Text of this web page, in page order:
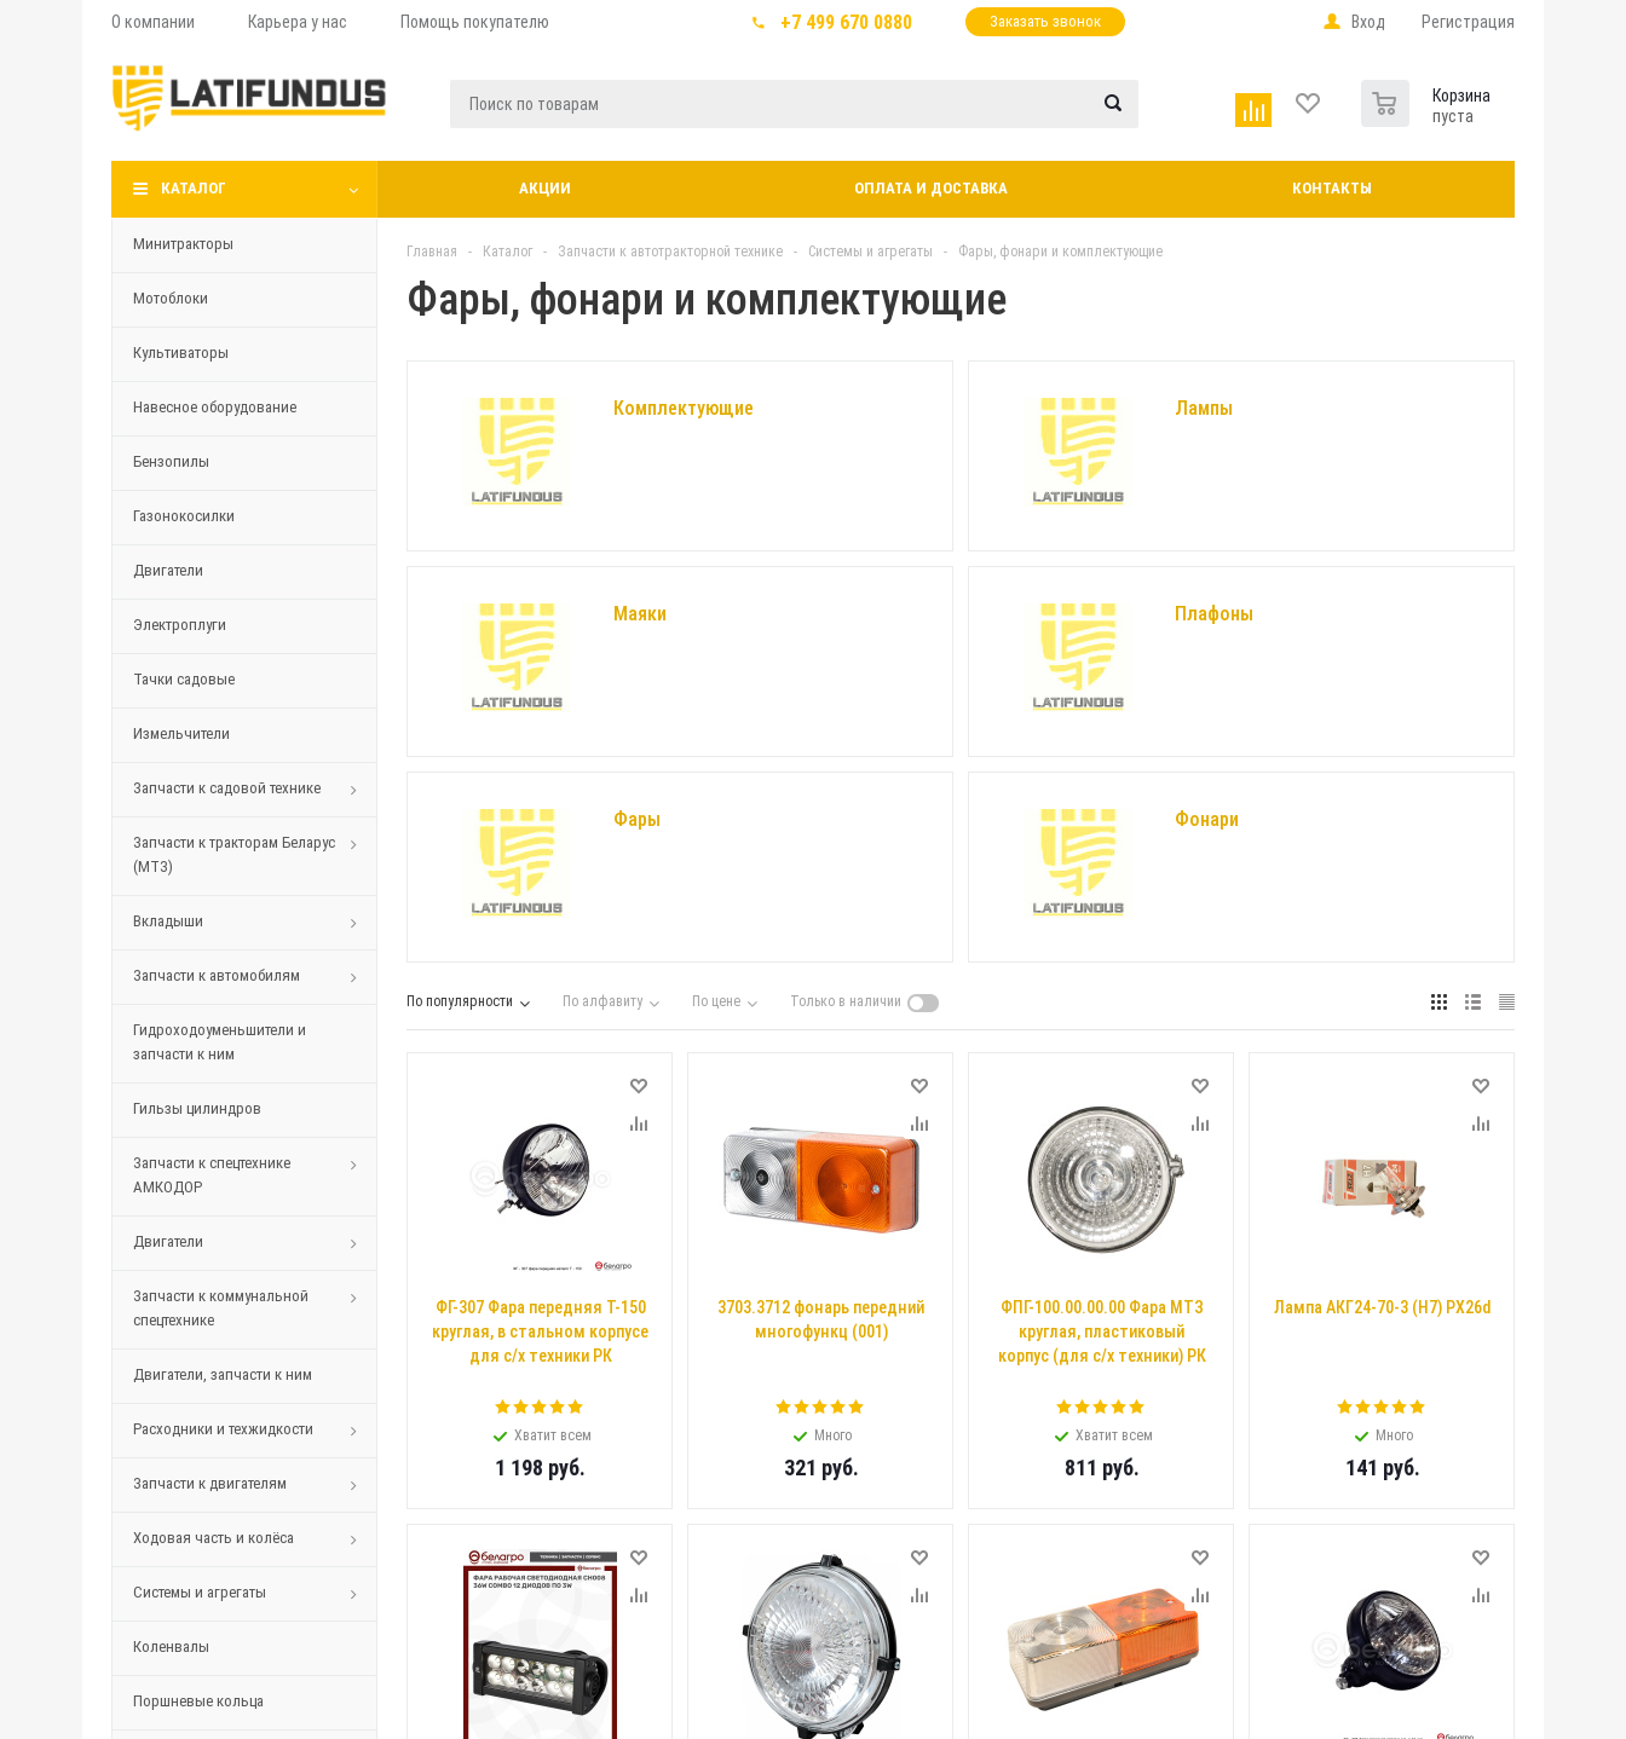
О компании Карьера у нас Помощь покупателю +7 499 670 0880 Заказать звонок Вход Регистрация
Корзина
пуста
КАТАЛОГ АКЦИИ ОПЛАТА И ДОСТАВКА КОНТАКТЫ
Минитракторы
Мотоблоки
Культиваторы
Навесное оборудование
Бензопилы
Газонокосилки
Двигатели
Электроплуги
Тачки садовые
Измельчители
Запчасти к садовой технике
Запчасти к тракторам Беларус
(МТЗ)
Вкладыши
Запчасти к автомобилям
Гидроходоуменьшители и
запчасти к ним
Гильзы цилиндров
Запчасти к спецтехнике
АМКОДОР
Двигатели
Запчасти к коммунальной
спецтехнике
Двигатели, запчасти к ним
Расходники и техжидкости
Запчасти к двигателям
Ходовая часть и колёса
Системы и агрегаты
Коленвалы
Поршневые кольца
Главная - Каталог - Запчасти к автотракторной технике - Системы и агрегаты - Фары, фонари и комплектующие
Фары, фонари и комплектующие
Комплектующие Лампы
Маяки Плафоны
Фары Фонари
По популярности По алфавиту По цене Только в наличии
ФГ-307 Фара передняя Т-150
круглая, в стальном корпусе
для с/х техники РК
Хватит всем
1 198 руб.
3703.3712 фонарь передний
многофункц (001)
Много
321 руб.
ФПГ-100.00.00.00 Фара МТЗ
круглая, пластиковый
корпус (для с/х техники) РК
Хватит всем
811 руб.
Лампа АКГ24-70-3 (H7) PX26d
Много
141 руб.